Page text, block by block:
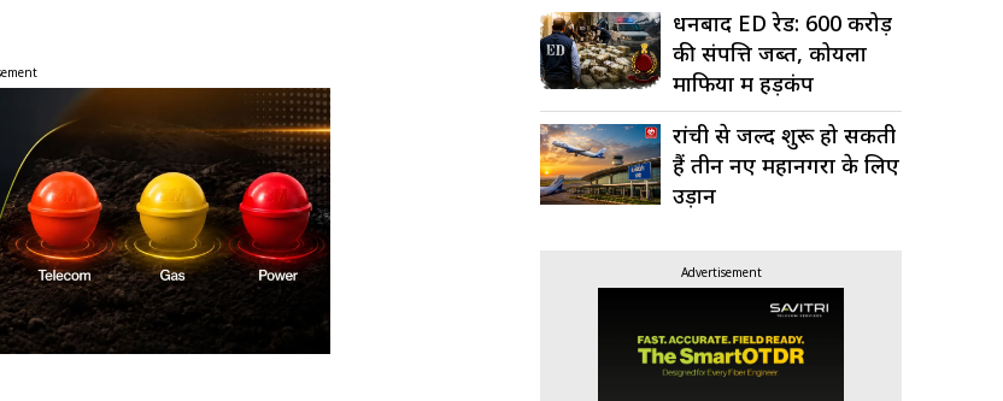
धनबाद ED रेड: 600 करोड़
की संपत्ति जब्त, कोयला
माफिया में हड़कंप
रांची से जल्द शुरू हो सकती
हैं तीन नए महानगरों के लिए
उड़ानें
Advertisement